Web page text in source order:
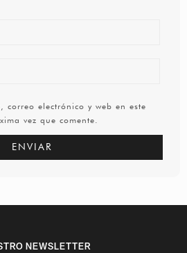
correo electrónico y web en este
vez que comente.
NEWSLETTER